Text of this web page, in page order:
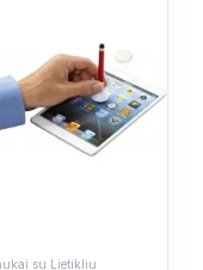
su Lietikliu